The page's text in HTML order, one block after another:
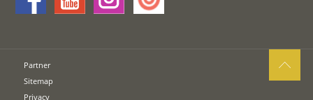
Partner
Sitemap
Privacy